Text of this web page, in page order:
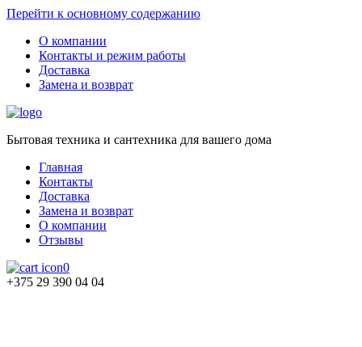
Перейти к основному содержанию
О компании
Контакты и режим работы
Доставка
Замена и возврат
Бытовая техника и сантехника для вашего дома
Главная
Контакты
Доставка
Замена и возврат
О компании
Отзывы
0
+375 29 390 04 04